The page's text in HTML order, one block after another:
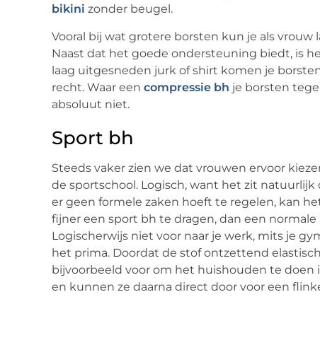
bikini zonder beugel.
Vooral bij wat grotere borsten kun je als
Naast dat het goede ondersteuning biedt, is
laag uitgesneden jurk of shirt komen je
recht. Waar een compressie bh je borsten
absoluut niet.
Sport bh
Steeds vaker zien we dat vrouwen ervoor
de sportschool. Logisch, want het zit
er geen formele zaken hoeft te regelen, kan
fijner een sport bh te dragen, dan een
Logischerwijs niet voor naar je werk, mits je
het prima. Doordat de stof ontzettend
bijvoorbeeld voor om het huishouden te
en kunnen ze daarna direct door voor een